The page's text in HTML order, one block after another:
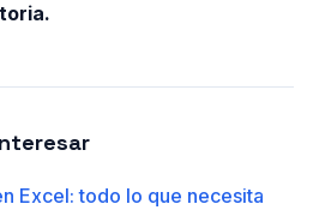
Excel: todo lo que necesita